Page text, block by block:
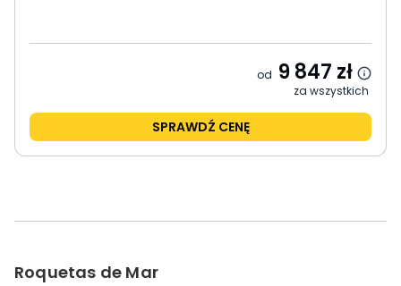
od 9 847 zł
za wszystkich
SPRAWDŹ CENĘ
Roquetas de Mar